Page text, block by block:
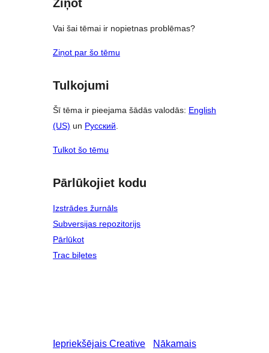
Ziņot
Vai šai tēmai ir nopietnas problēmas?
Ziņot par šo tēmu
Tulkojumi
Šī tēma ir pieejama šādās valodās: English
(US) un Русский.
Tulkot šo tēmu
Pārlūkojiet kodu
Izstrādes žurnāls
Subversijas repozitorijs
Pārlūkot
Trac biļetes
Iepriekšējais Creative
Nākamais